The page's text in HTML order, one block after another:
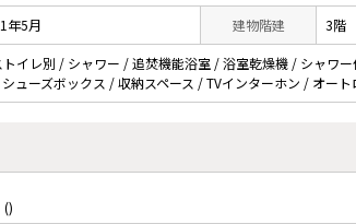
年5月 建物階建 3階
トイレ別 / シャワー / 追焚機能浴室 / 浴室乾燥機 / シャワ
シューズボックス / 収納スペース / TVインターホン / オー
()